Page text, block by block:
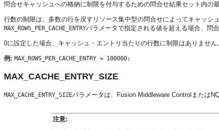
問合せキャッシュへの格納に制限を付与するための問合せ結果セット内の
行数の制限は、多数の行を戻すリソース集中型の問合せによってキャッ
MAX_ROWS_PER_CACHE_ENTRYパラメータで指定される値を超える場合、問
0に設定した場合、キャッシュ・エントリ当たりの行数に制限はありません
例: MAX_ROWS_PER_CACHE_ENTRY = 100000;
MAX_CACHE_ENTRY_SIZE
MAX_CACHE_ENTRY_SIZEパラメータは、 Fusion Middleware Control または
注意: